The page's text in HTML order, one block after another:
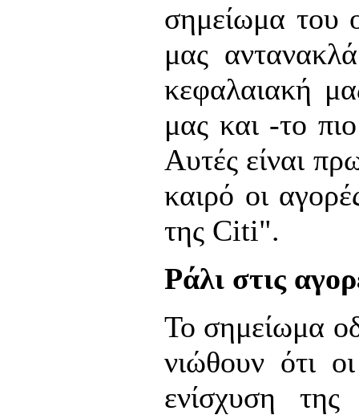
σημείωμα του
μας
κεφαλαιακή
μας και -το
Αυτές είναι
καιρό οι
της Citi".
Ράλι στις
Το σημείωμα
νιώθουν ότι
ενίσχυση